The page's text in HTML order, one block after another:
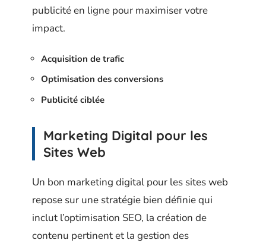
publicité en ligne pour maximiser votre
impact.
Acquisition de trafic
Optimisation des conversions
Publicité ciblée
Marketing Digital pour les
Sites Web
Un bon marketing digital pour les sites web
repose sur une stratégie bien définie qui
inclut l’optimisation SEO, la création de
contenu pertinent et la gestion des